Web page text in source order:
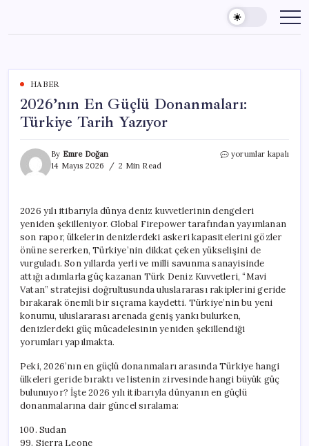
content
HABER
2026’nın En Güçlü Donanmaları:
Türkiye Tarih Yazıyor
By Emre Doğan
14 Mayıs 2026
2 Min Read
2026’nın
Tarih
Yazıyor
için
yorumlar kapalı
2026 yılı itibarıyla dünya deniz kuvvetlerinin dengeleri
yeniden şekilleniyor. Global Firepower tarafından yayımlanan
son rapor, ülkelerin denizlerdeki askeri kapasitelerini gözler
önüne sererken, Türkiye’nin dikkat çeken yükselişini de
vurguladı. Son yıllarda yerli ve milli savunma sanayisinde
attığı adımlarla güç kazanan Türk Deniz Kuvvetleri, “Mavi
Vatan” stratejisi doğrultusunda uluslararası rakiplerini geride
bırakarak önemli bir sıçrama kaydetti. Türkiye’nin bu yeni
konumu, uluslararası arenada geniş yankı bulurken,
denizlerdeki güç mücadelesinin yeniden şekillendiği
yorumları yapılmakta.
Peki, 2026’nın en güçlü donanmaları arasında Türkiye hangi
ülkeleri geride bıraktı ve listenin zirvesinde hangi büyük güç
bulunuyor? İşte 2026 yılı itibarıyla dünyanın en güçlü
donanmalarına dair güncel sıralama:
100. Sudan
99. Sierra Leone